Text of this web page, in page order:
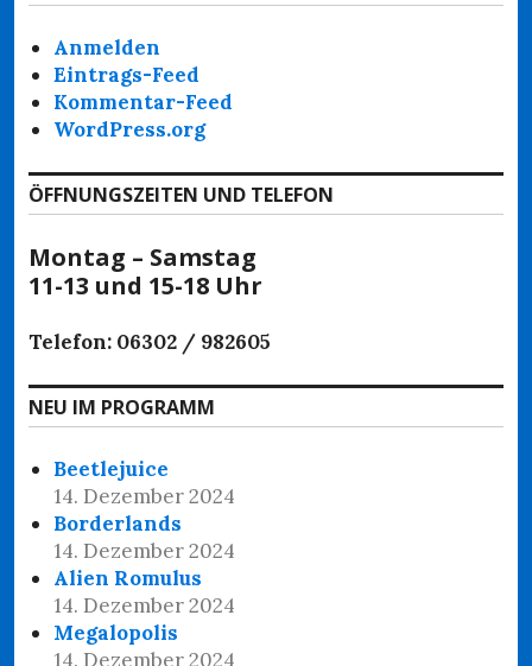
Anmelden
Eintrags-Feed
Kommentar-Feed
WordPress.org
ÖFFNUNGSZEITEN UND TELEFON
Montag – Samstag
11-13 und 15-18 Uhr
Telefon: 06302 / 982605
NEU IM PROGRAMM
Beetlejuice
14. Dezember 2024
Borderlands
14. Dezember 2024
Alien Romulus
14. Dezember 2024
Megalopolis
14. Dezember 2024